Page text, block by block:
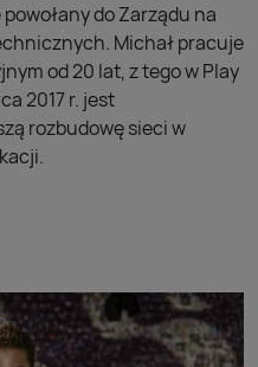
do Zarządu na
Michał pracuje
od 20 lat, z tego w Play
2017 r. jest
rozbudowę sieci w